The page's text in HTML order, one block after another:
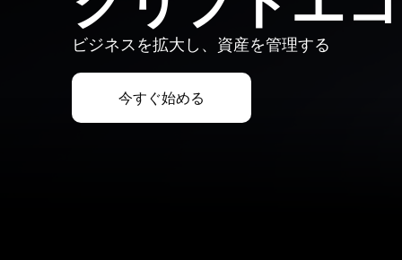
ビジネスを拡大し、資産を管理する
今すぐ始める